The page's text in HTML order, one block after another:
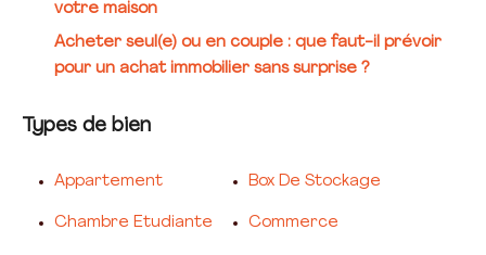
votre maison
Acheter seul(e) ou en couple : que faut-il prévoir
pour un achat immobilier sans surprise ?
Types de bien
Appartement Box De Stockage
Chambre Etudiante Commerce